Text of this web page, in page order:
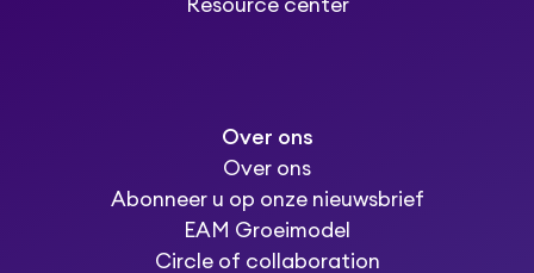
Resource center
Over ons
Over ons
Abonneer u op onze nieuwsbrief
EAM Groeimodel
Circle of collaboration